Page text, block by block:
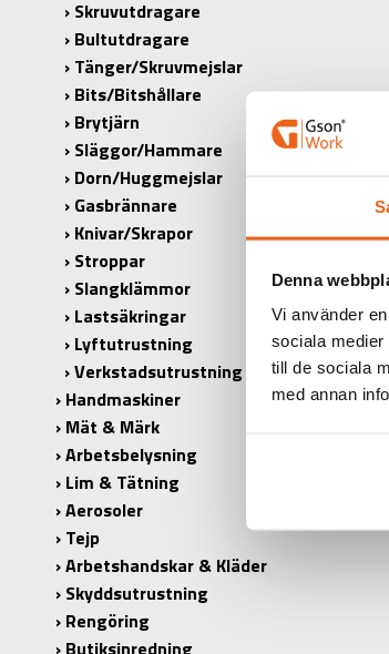
Denna
Vi använder
sociala
till de sociala
med annan
Skruvutdragare
Bultutdragare
Tänger/Skruvmejslar
Bits/Bitshållare
Brytjärn
Släggor/Hammare
Dorn/Huggmejslar
Gasbrännare
Knivar/Skrapor
Stroppar
Slangklämmor
Lastsäkringar
Lyftutrustning
Verkstadsutrustning
Handmaskiner
Mät & Märk
Arbetsbelysning
Lim & Tätning
Aerosoler
Tejp
Arbetshandskar & Kläder
Skyddsutrustning
Rengöring
Butiksinredning